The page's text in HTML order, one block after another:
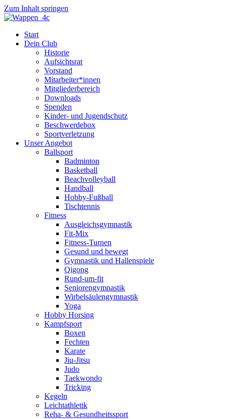
Zum Inhalt springen
Start
Dein Club
Historie
Aufsichtsrat
Vorstand
Mitarbeiter*innen
Mitgliederbereich
Downloads
Spenden
Kinder- und Jugendschutz
Beschwerdebox
Sportverletzung
Unser Angebot
Ballsport
Badminton
Basketball
Beachvolleyball
Handball
Hobby-Fußball
Tischtennis
Fitness
Ausgleichsgymnastik
Fit-Mix
Fitness-Turnen
Gesund und bewegt
Gymnastik und Hallenspiele
Qigong
Rund-um-fit
Seniorengymnastik
Wirbelsäulengymnastik
Yoga
Hobby Horsing
Kampfsport
Boxen
Fechten
Karate
Jiu-Jitsu
Judo
Taekwondo
Tricking
Kegeln
Leichtathletik
Reha- & Gesundheitssport